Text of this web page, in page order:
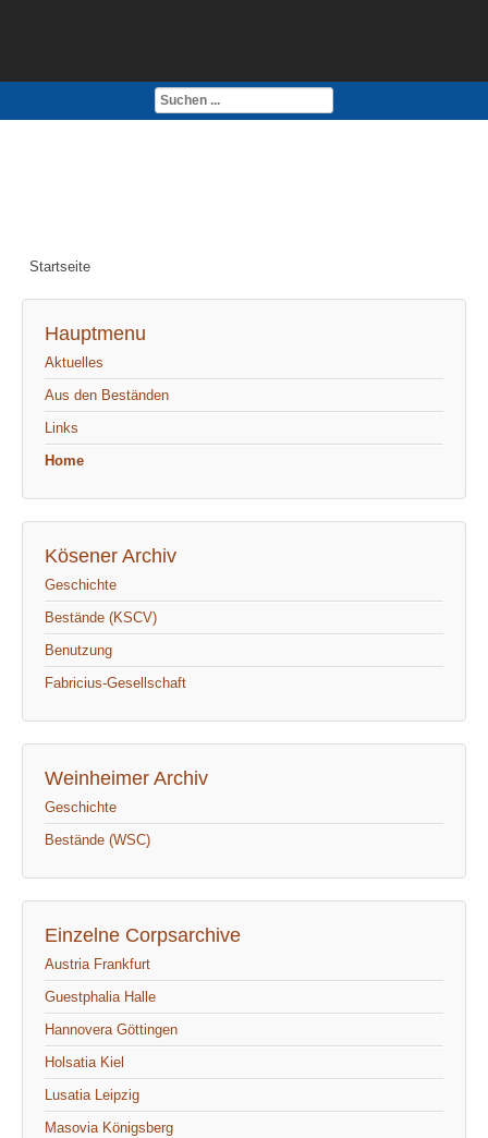
Impressum
Startseite
Hauptmenu
Aktuelles
Aus den Beständen
Links
Home
Kösener Archiv
Geschichte
Bestände (KSCV)
Benutzung
Fabricius-Gesellschaft
Weinheimer Archiv
Geschichte
Bestände (WSC)
Einzelne Corpsarchive
Austria Frankfurt
Guestphalia Halle
Hannovera Göttingen
Holsatia Kiel
Lusatia Leipzig
Masovia Königsberg